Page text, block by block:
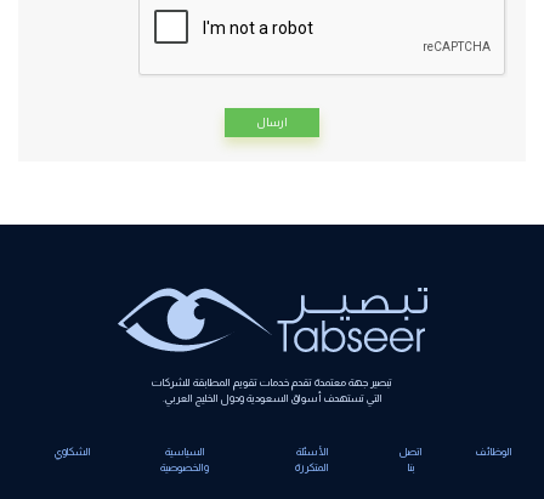
تبصير جهة معتمدة تقدم خدمات تقويم المطابقة للشركات
التي تستهدف أسواق السعودية ودول الخليج العربي.
الوظائف
اتصل
الأسئلة
المتكررة
السياسية
والخصوصية
الشكاوي